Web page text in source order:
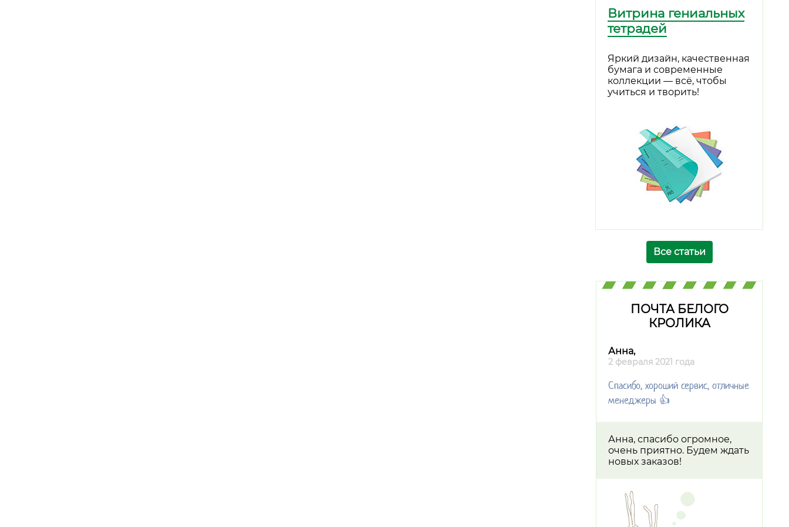
Витрина гениальных
тетрадей
Яркий дизайн, качественная
бумага и современные
коллекции — всё, чтобы
учиться и творить!
Все статьи
ПОЧТА БЕЛОГО
КРОЛИКА
Анна,
2 февраля 2021 года
Спасибо, хороший сервис, отличные
менеджеры 👍
Анна, спасибо огромное,
очень приятно. Будем ждать
новых заказов!